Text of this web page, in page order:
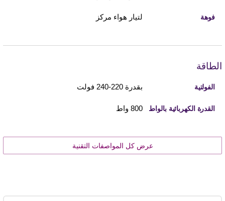
فوهة لتيار هواء مركز
الطاقة
الفولتية بقدرة 220-240 فولت
القدرة الكهربائية بالواط 800 واط
عرض كل المواصفات التقنية